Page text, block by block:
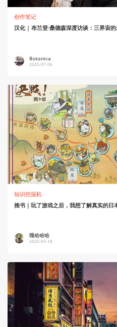
创作笔记
汉化 | 布兰登·桑德森深度访谈：三界宙
Botanica
2025-07-06
知识挖掘机
推书｜玩了游戏之后，我想了解真实的日
嘎哈哈哈
2025-03-18